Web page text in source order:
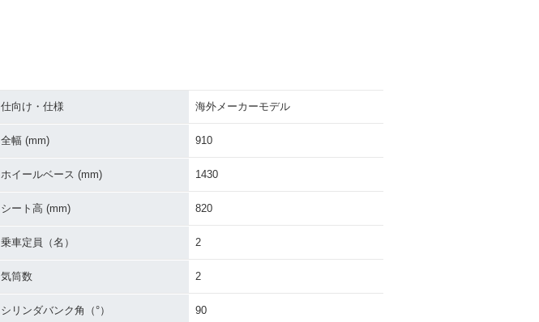
仕向け・仕様 海外メーカーモデル
全幅 (mm) 910
ホイールベース (mm) 1430
シート高 (mm) 820
乗車定員（名） 2
気筒数 2
シリンダバンク角（°） 90